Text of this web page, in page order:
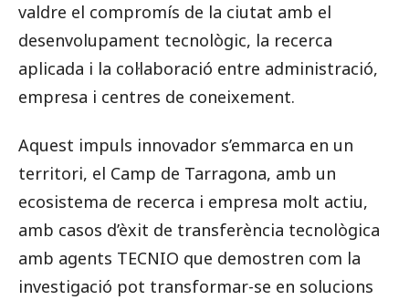
valdre el compromís de la ciutat amb el
desenvolupament tecnològic, la recerca
aplicada i la col·laboració entre administració,
empresa i centres de coneixement.
Aquest impuls innovador s’emmarca en un
territori, el Camp de Tarragona, amb un
ecosistema de recerca i empresa molt actiu,
amb casos d’èxit de transferència tecnològica
amb agents TECNIO que demostren com la
investigació pot transformar-se en solucions